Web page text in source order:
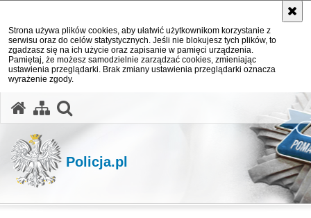
Strona używa plików cookies, aby ułatwić użytkownikom korzystanie z
serwisu oraz do celów statystycznych. Jeśli nie blokujesz tych plików, to
zgadzasz się na ich użycie oraz zapisanie w pamięci urządzenia.
Pamiętaj, że możesz samodzielnie zarządzać cookies, zmieniając
ustawienia przeglądarki. Brak zmiany ustawienia przeglądarki oznacza
wyrażenie zgody.
Policja.pl